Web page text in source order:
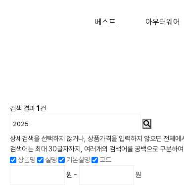
베스트 아우터웨어
검색 결과1 건
상세검색을 선택하지 않거나, 상품가격을 입력하지 않으면 전체에
검색어는 최대 30글자까지, 여러개의 검색어를 공백으로 구분하
상품명
설명 기본설명
코드
원 ~
원